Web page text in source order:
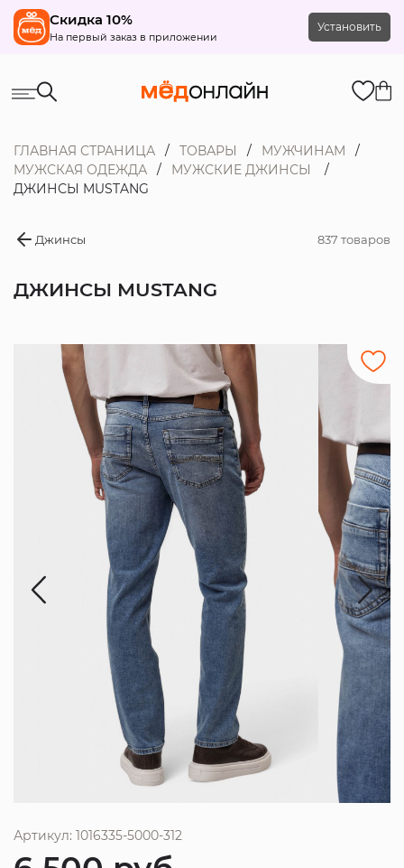
Скидка 10%
На первый заказ в приложении
Установить
ГЛАВНАЯ СТРАНИЦА ТОВАРЫ
МУЖЧИНАМ
МУЖСКАЯ ОДЕЖДА
МУЖСКИЕ ДЖИНСЫ
ДЖИНСЫ MUSTANG
Джинсы 837 товаров
ДЖИНСЫ MUSTANG
Артикул: 1016335-5000-312